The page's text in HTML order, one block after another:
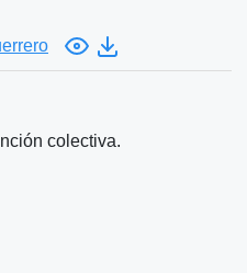
colectiva.